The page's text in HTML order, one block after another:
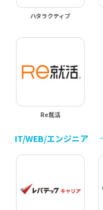
ハタラクティブ
Re就活
IT/WEB/エンジニア